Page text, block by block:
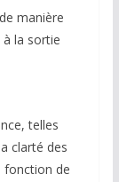
manière
la sortie
telles
clarté des
fonction de